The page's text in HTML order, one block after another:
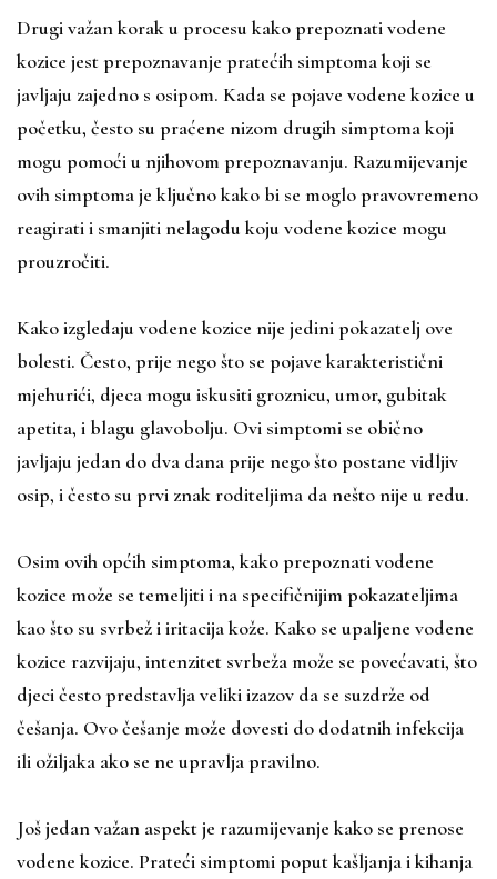
Drugi važan korak u procesu kako prepoznati vodene
kozice jest prepoznavanje pratećih simptoma koji se
javljaju zajedno s osipom. Kada se pojave vodene kozice u
početku, često su praćene nizom drugih simptoma koji
mogu pomoći u njihovom prepoznavanju. Razumijevanje
ovih simptoma je ključno kako bi se moglo pravovremeno
reagirati i smanjiti nelagodu koju vodene kozice mogu
prouzročiti.
Kako izgledaju vodene kozice nije jedini pokazatelj ove
bolesti. Često, prije nego što se pojave karakteristični
mjehurići, djeca mogu iskusiti groznicu, umor, gubitak
apetita, i blagu glavobolju. Ovi simptomi se obično
javljaju jedan do dva dana prije nego što postane vidljiv
osip, i često su prvi znak roditeljima da nešto nije u redu.
Osim ovih općih simptoma, kako prepoznati vodene
kozice može se temeljiti i na specifičnijim pokazateljima
kao što su svrbež i iritacija kože. Kako se upaljene vodene
kozice razvijaju, intenzitet svrbeža može se povećavati, što
djeci često predstavlja veliki izazov da se suzdrže od
češanja. Ovo češanje može dovesti do dodatnih infekcija
ili ožiljaka ako se ne upravlja pravilno.
Još jedan važan aspekt je razumijevanje kako se prenose
vodene kozice. Prateći simptomi poput kašljanja i kihanja